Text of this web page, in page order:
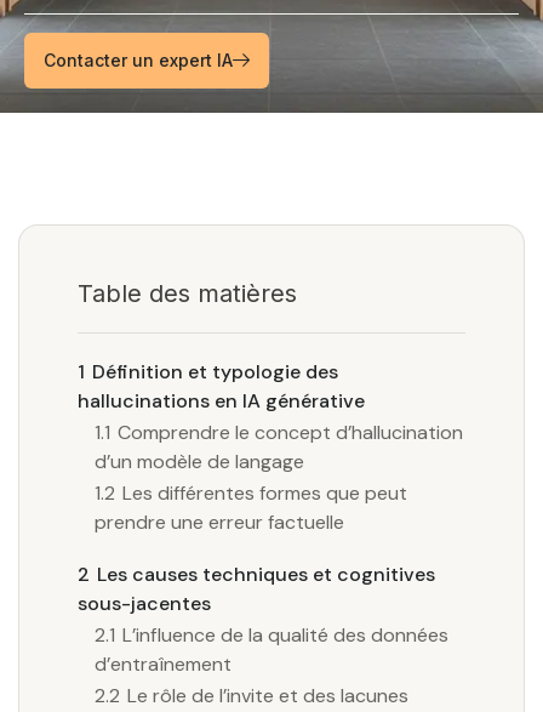
Contacter un expert IA
Table des matières
1 Définition et typologie des
hallucinations en IA générative
1.1 Comprendre le concept d’hallucination
d’un modèle de langage
1.2 Les différentes formes que peut
prendre une erreur factuelle
2 Les causes techniques et cognitives
sous-jacentes
2.1 L’influence de la qualité des données
d’entraînement
2.2 Le rôle de l’invite et des lacunes